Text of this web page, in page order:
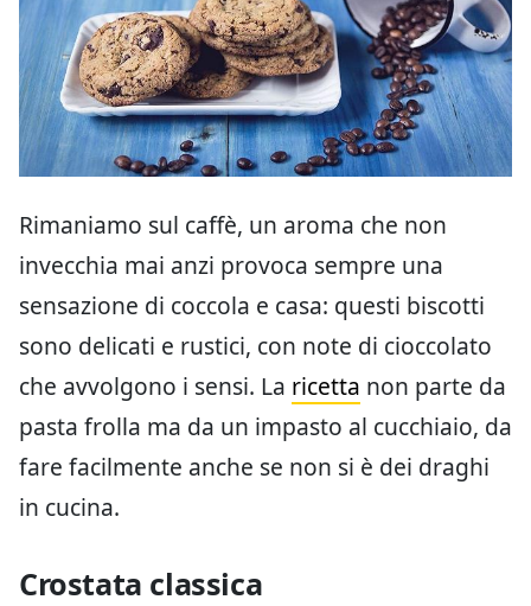
Rimaniamo sul caffè, un aroma che non
invecchia mai anzi provoca sempre una
sensazione di coccola e casa: questi biscotti
sono delicati e rustici, con note di cioccolato
che avvolgono i sensi. La ricetta non parte da
pasta frolla ma da un impasto al cucchiaio, da
fare facilmente anche se non si è dei draghi
in cucina.
Crostata classica